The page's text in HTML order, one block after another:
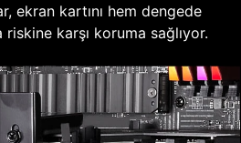
ekran kartını hem dengede
karşı koruma sağlıyor.